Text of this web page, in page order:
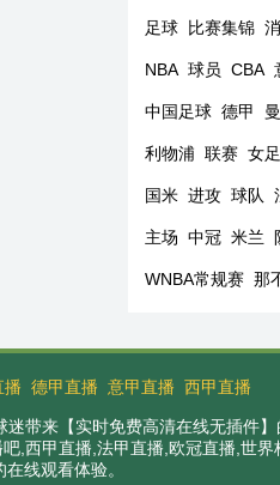
足球 比赛集锦
NBA 球员 CBA
中国足球 德甲
利物浦 联赛 女足
国米 进攻 球队
主场 中冠 米兰
WNBA常规赛 那
播 德甲直播 意甲直播 西甲直播
带来【实时免费高清在线无插件
,西甲直播,法甲直播,欧冠直播,世
线观看体验。